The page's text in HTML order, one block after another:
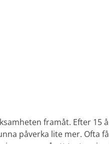
framåt. Efter 15
påverka lite mer. Ofta